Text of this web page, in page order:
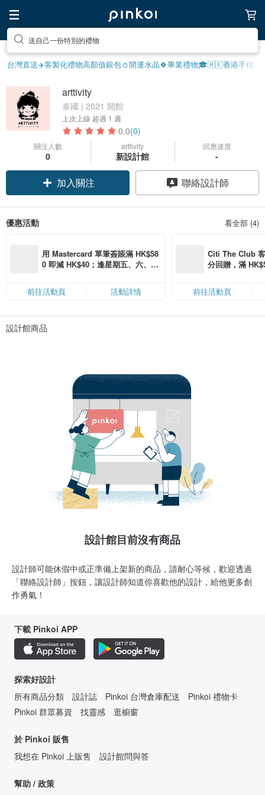
送自己一份特別的禮物
台灣直送✈️客製化禮物高顏值銀包👛開運水晶🍀畢業禮物🎓🇭🇰香港手信
arttivity
泰國 | 2021 開館
上次上線 超過 1 週
0.0(0)
關注人數
0
arttivity
新設計館
回應速度
-
加入關注 聯絡設計師
優惠活動 看全部 (4)
用 Mastercard 單筆簽賬滿 HK$58
0 即減 HK$40；逢星期五、六、日
卡」結帳）
前往活動頁 活動詳情
Citi The Club
分回贈，滿
前往活動頁
設計館商品
設計館目前沒有商品
設計師可能休假中或正準備上架新的商品，請耐心等候，歡迎透過
「聯絡設計師」按鈕，讓設計師知道你喜歡他的設計，給他更多創
作勇氣！
下載 Pinkoi APP
探索好設計
所有商品分類
設計誌 Pinkoi 台灣倉庫配送
Pinkoi 禮物卡
Pinkoi 群眾募資
找靈感 逛櫥窗
於 Pinkoi 販售
我想在 Pinkoi 上販售
設計館問與答
幫助 / 政策